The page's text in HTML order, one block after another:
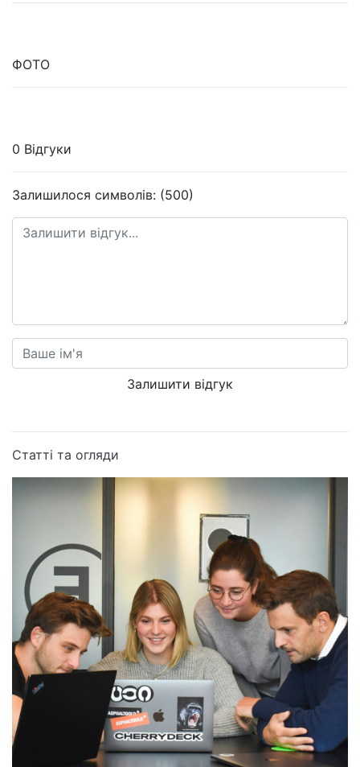
ФОТО
0 Відгуки
Залишилося символів: (500)
Залишити відгук
Статті та огляди